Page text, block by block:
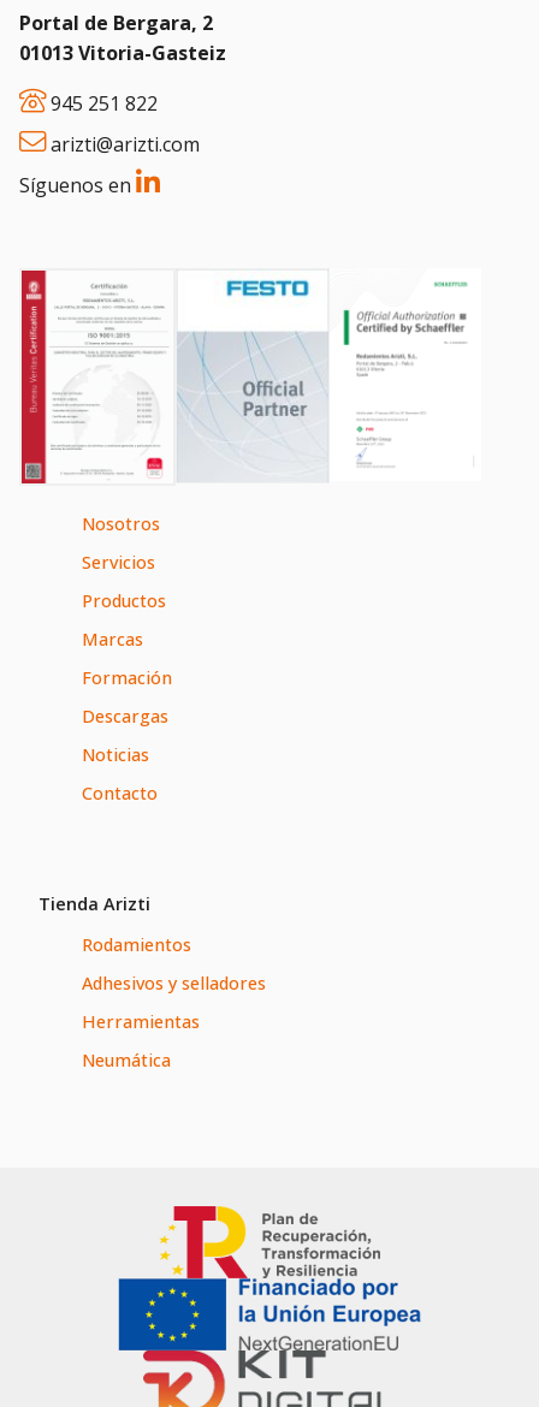
Portal de Bergara, 2
01013 Vitoria-Gasteiz
945 251 822
arizti@arizti.com
Síguenos en
Nosotros
Servicios
Productos
Marcas
Formación
Descargas
Noticias
Contacto
Tienda Arizti
Rodamientos
Adhesivos y selladores
Herramientas
Neumática